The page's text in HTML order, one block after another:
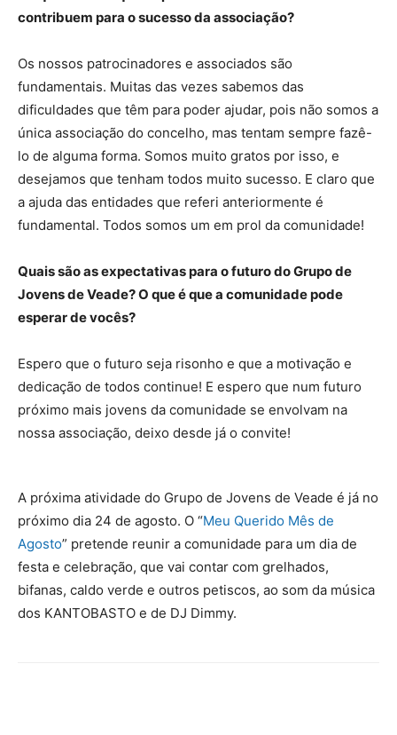
contribuem para o sucesso da associação?
Os nossos patrocinadores e associados são
fundamentais. Muitas das vezes sabemos das
dificuldades que têm para poder ajudar, pois não somos a
única associação do concelho, mas tentam sempre fazê-
lo de alguma forma. Somos muito gratos por isso, e
desejamos que tenham todos muito sucesso. E claro que
a ajuda das entidades que referi anteriormente é
fundamental. Todos somos um em prol da comunidade!
Quais são as expectativas para o futuro do Grupo de
Jovens de Veade? O que é que a comunidade pode
esperar de vocês?
Espero que o futuro seja risonho e que a motivação e
dedicação de todos continue! E espero que num futuro
próximo mais jovens da comunidade se envolvam na
nossa associação, deixo desde já o convite!
A próxima atividade do Grupo de Jovens de Veade é já no
próximo dia 24 de agosto. O “Meu Querido Mês de
Agosto” pretende reunir a comunidade para um dia de
festa e celebração, que vai contar com grelhados,
bifanas, caldo verde e outros petiscos, ao som da música
dos KANTOBASTO e de DJ Dimmy.